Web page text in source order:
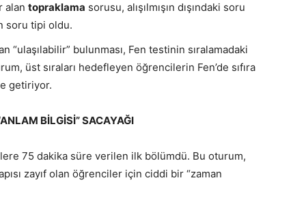
alan topraklama sorusu, alışılmışın dışındaki soru
soru tipi oldu.
“ulaşılabilir” bulunması, Fen testinin sıralamadaki
üst sıraları hedefleyen öğrencilerin Fen’de sıfıra
getiriyor.
BİLGİSİ” SACAYAĞI
75 dakika süre verilen ilk bölümdü. Bu oturum,
zayıf olan öğrenciler için ciddi bir “zaman